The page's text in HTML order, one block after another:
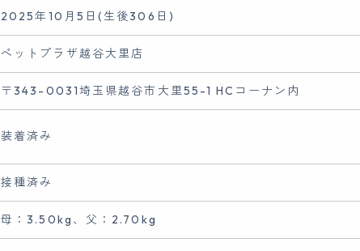
2025年10月5日(生後306日)
ペットプラザ越谷大里店
〒343-0031埼玉県越谷市大里55-1 HCコーナン内
装着済み
接種済み
母：3.50kg、父：2.70kg